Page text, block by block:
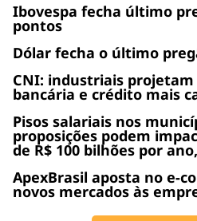
Ibovespa fecha último
pontos
Dólar fecha o último
CNI: industriais
bancária e crédito mais
Pisos salariais nos
proposições podem
de R$ 100 bilhões por
ApexBrasil aposta no e-
novos mercados às